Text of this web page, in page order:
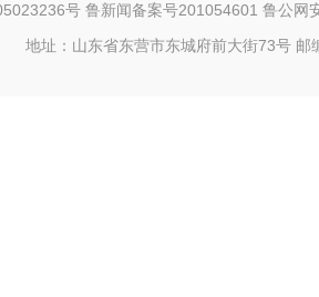
号鲁新闻备案号201054601 鲁公网
地址：山东省东营市东城府前大街73号